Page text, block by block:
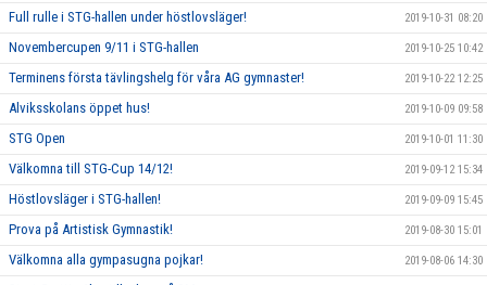
Full rulle i STG-hallen under höstlovsläger! 2019-10-31 08:20
Novembercupen 9/11 i STG-hallen 2019-10-25 10:42
Terminens första tävlingshelg för våra AG gymnaster! 2019-10-22 12:25
Alviksskolans öppet hus! 2019-10-09 09:58
STG Open 2019-10-01 11:30
Välkomna till STG-Cup 14/12! 2019-09-12 15:34
Höstlovsläger i STG-hallen! 2019-09-09 15:45
Prova på Artistisk Gymnastik! 2019-08-30 15:01
Välkomna alla gympasugna pojkar! 2019-08-06 14:30